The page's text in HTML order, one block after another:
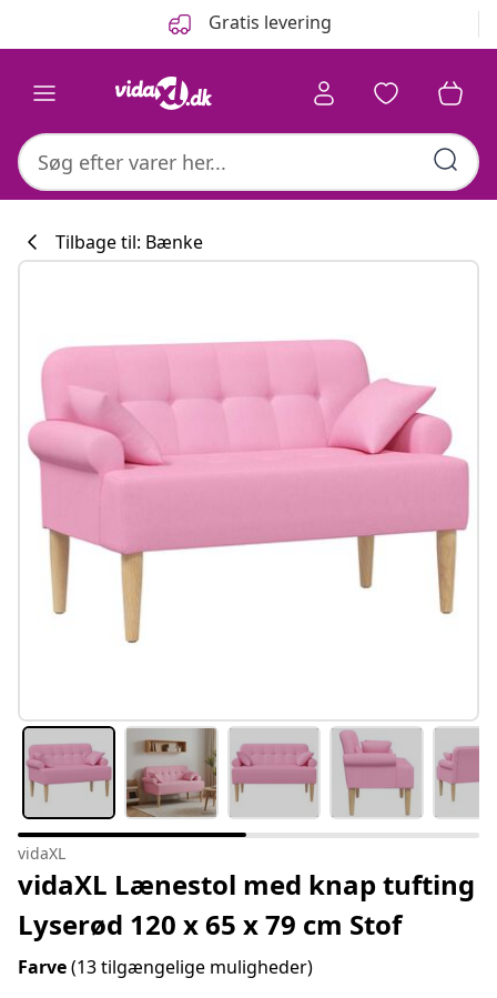
Gratis levering
#sharemevidaxl
Tilbage til: Bænke
vidaXL
vidaXL Lænestol med knap tufting
Lyserød 120 x 65 x 79 cm Stof
Farve(13 tilgængelige muligheder)